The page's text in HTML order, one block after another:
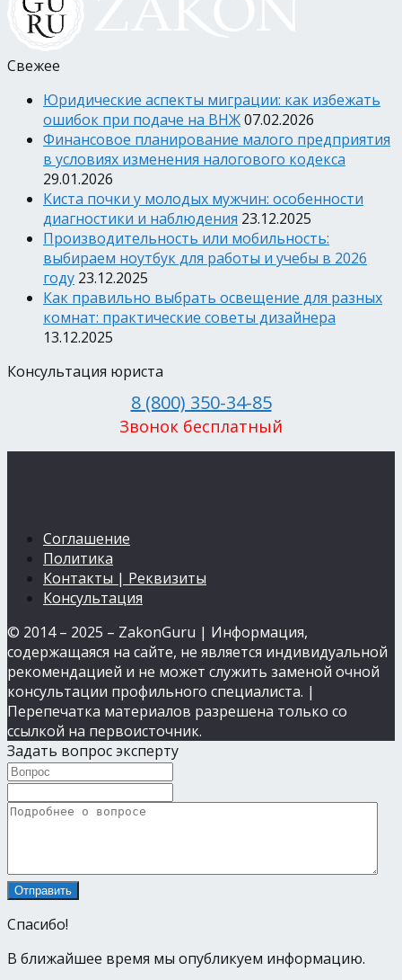
Свежее
Юридические аспекты миграции: как избежать
ошибок при подаче на ВНЖ07.02.2026
Финансовое планирование малого предприятия
в условиях изменения налогового кодекса
29.01.2026
Киста почки у молодых мужчин: особенности
диагностики и наблюдения 23.12.2025
Производительность или мобильность:
выбираем ноутбук для работы и учебы в 2026
году 23.12.2025
Как правильно выбрать освещение для разных
комнат: практические советы дизайнера
13.12.2025
Консультация юриста
8 (800) 350-34-85
Звонок бесплатный
Соглашение
Политика
Контакты | Реквизиты
Консультация
© 2014 – 2025 – ZakonGuru | Информация,
содержащаяся на сайте, не является индивидуальной
рекомендацией и не может служить заменой очной
консультации профильного специалиста. |
Перепечатка материалов разрешена только со
ссылкой на первоисточник.
Задать вопрос эксперту
Спасибо!
В ближайшее время мы опубликуем информацию.